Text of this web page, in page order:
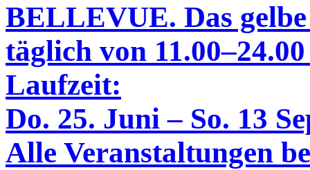
BELLEVUE. Das
täglich von
Laufzeit:
Do. 25. Juni – So. 13
Alle Veranstaltungen